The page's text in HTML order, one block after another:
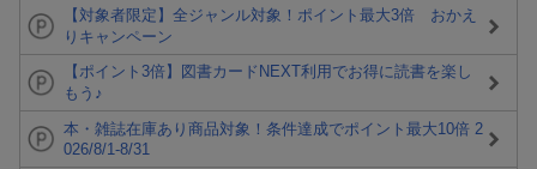
【対象者限定】全ジャンル対象！ポイント最大3倍 おかえ
りキャンペーン
【ポイント3倍】図書カードNEXT利用でお得に読書を楽し
もう♪
本・雑誌在庫あり商品対象！条件達成でポイント最大10倍 2
026/8/1-8/31